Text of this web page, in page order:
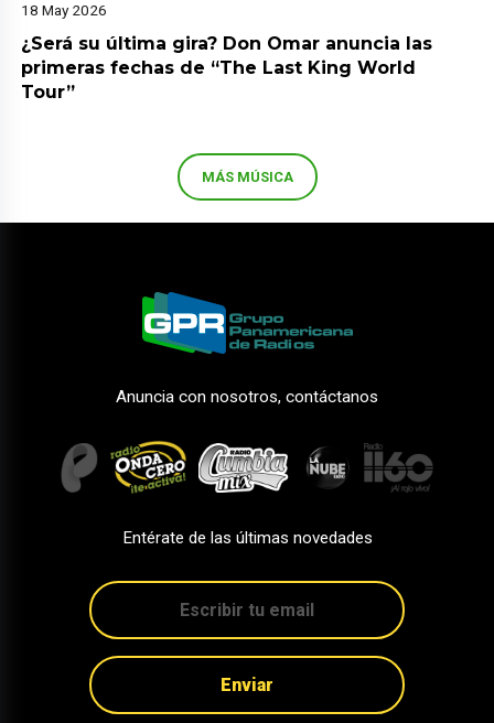
18 May 2026
¿Será su última gira? Don Omar anuncia las
primeras fechas de “The Last King World
Tour”
MÁS MÚSICA
Anuncia con nosotros, contáctanos
Entérate de las últimas novedades
Enviar